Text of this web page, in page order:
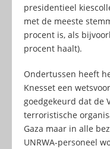
presidentieel
met de meeste
procent is, als
procent haalt).
Ondertussen heeft
Knesset een
goedgekeurd dat de
terroristische
Gaza maar in alle
UNRWA-personeel